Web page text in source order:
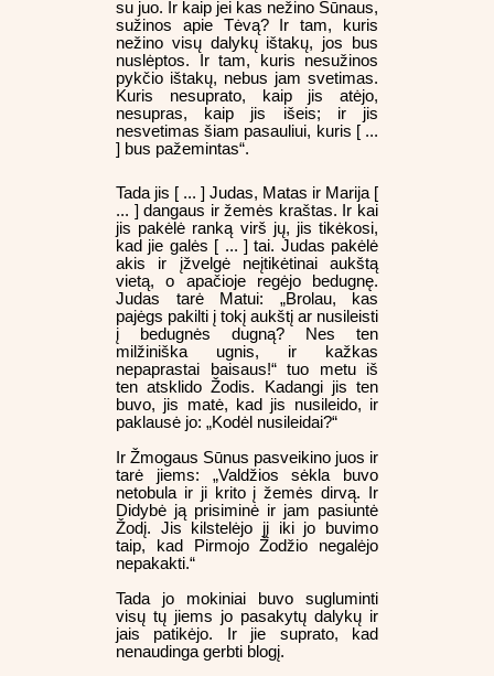
su juo. Ir kaip jei kas nežino Sūnaus,
sužinos apie Tėvą? Ir tam, kuris
nežino visų dalykų ištakų, jos bus
nuslėptos. Ir tam, kuris nesužinos
pykčio ištakų, nebus jam svetimas.
Kuris nesuprato, kaip jis atėjo,
nesupras, kaip jis išeis; ir jis
nesvetimas šiam pasauliui, kuris [ ...
] bus pažemintas“.
Tada jis [ ... ] Judas, Matas ir Marija [
... ] dangaus ir žemės kraštas. Ir kai
jis pakėlė ranką virš jų, jis tikėkosi,
kad jie galės [ ... ] tai. Judas pakėlė
akis ir įžvelgė neįtikėtinai aukštą
vietą, o apačioje regėjo bedugnę.
Judas tarė Matui: „Brolau, kas
pajėgs pakilti į tokį aukštį ar nusileisti
į bedugnės dugną? Nes ten
milžiniška ugnis, ir kažkas
nepaprastai baisaus!“ tuo metu iš
ten atsklido Žodis. Kadangi jis ten
buvo, jis matė, kad jis nusileido, ir
paklausė jo: „Kodėl nusileidai?“
Ir Žmogaus Sūnus pasveikino juos ir
tarė jiems: „Valdžios sėkla buvo
netobula ir ji krito į žemės dirvą. Ir
Didybė ją prisiminė ir jam pasiuntė
Žodį. Jis kilstelėjo jį iki jo buvimo
taip, kad Pirmojo Žodžio negalėjo
nepakakti.“
Tada jo mokiniai buvo sugluminti
visų tų jiems jo pasakytų dalykų ir
jais patikėjo. Ir jie suprato, kad
nenaudinga gerbti blogį.